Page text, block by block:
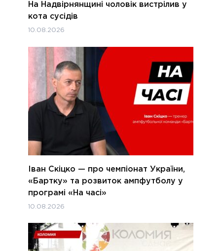
На Надвірнянщині чоловік вистрілив у
кота сусідів
10.08.2026
Іван Скіцко — про чемпіонат України,
«Бартку» та розвиток ампфутболу у
програмі «На часі»
10.08.2026